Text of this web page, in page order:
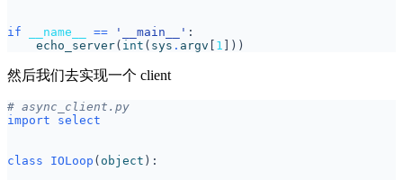
if __name__ == '__main__' :
echo_server( int ( sys . argv 1 ]))
然后我们去实现一个 client
# async_client.py
import
select
class IOLoop ( object ):